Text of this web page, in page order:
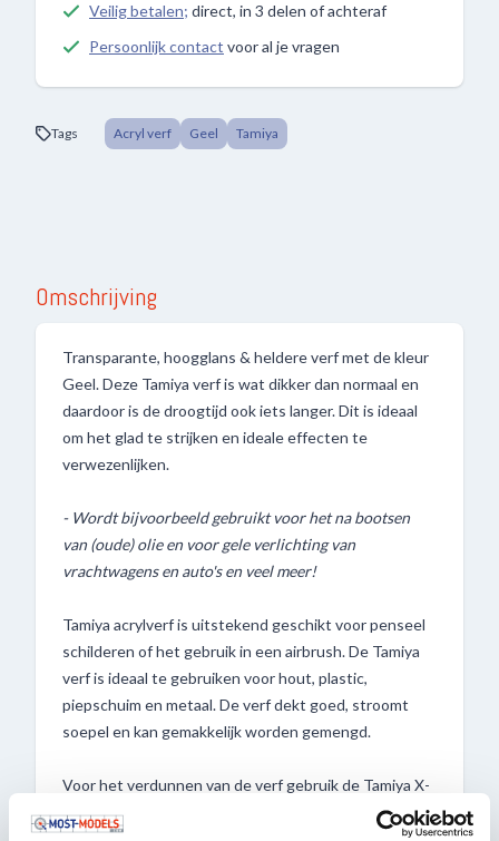
Veilig betalen; direct, in 3 delen of achteraf
Persoonlijk contact voor al je vragen
Tags Acryl verf Geel Tamiya
Omschrijving
Transparante, hoogglans & heldere verf met de kleur
Geel. Deze Tamiya verf is wat dikker dan normaal en
daardoor is de droogtijd ook iets langer. Dit is ideaal
om het glad te strijken en ideale effecten te
verwezenlijken.
- Wordt bijvoorbeeld gebruikt voor het na bootsen
van (oude) olie en voor gele verlichting van
vrachtwagens en auto's en veel meer!
Tamiya acrylverf is uitstekend geschikt voor penseel
schilderen of het gebruik in een airbrush. De Tamiya
verf is ideaal te gebruiken voor hout, plastic,
piepschuim en metaal. De verf dekt goed, stroomt
soepel en kan gemakkelijk worden gemengd.
Voor het verdunnen van de verf gebruik de Tamiya X-
20A Thinner.